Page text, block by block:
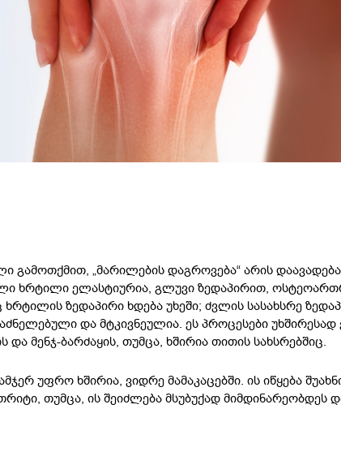
გამოთქმით, „მარილების დაგროვება“ არის
ხრტილი ელასტიურია, გლუვი ზედაპირით,
ხრტილის ზედაპირი ხდება უხეში; ძვლის სასახსრე
და მტკივნეულია. ეს პროცესები
და მენჯ-ბარძაყის, თუმცა, ხშირია თითის სახსრებშიც.
უფრო ხშირია, ვიდრე მამაკაცებში. ის იწყება
თუმცა, ის შეიძლება მსუბუქად მიმდინარეობდეს